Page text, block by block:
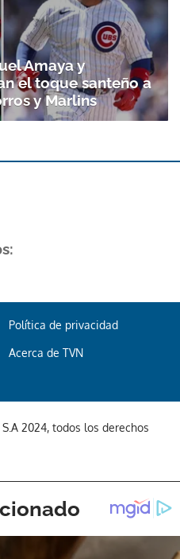
a nuestro boletín.
Amaya y
el toque santeño a
y Marlins
Política de privacidad
Acerca de TVN
2024, todos los derechos